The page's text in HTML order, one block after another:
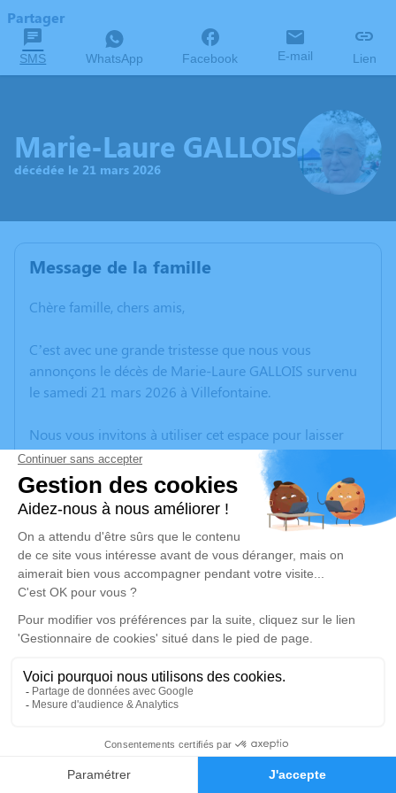
Faire-part Hommages
Partager
SMS WhatsApp Facebook E-mail Lien
Marie-Laure GALLOIS
décédée le 21 mars 2026
Message de la famille
Chère famille, chers amis,
C’est avec une grande tristesse que nous vous
annonçons le décès de Marie-Laure GALLOIS survenu
le samedi 21 mars 2026 à Villefontaine.
Nous vous invitons à utiliser cet espace pour laisser
vos condoléances, partager des photos souvenirs, une
anecdote ou exprimer vos pensées à travers des
poèmes ou des textes. Cet endroit est un lieu
d'expression dédié à honorer la mémoire de Marie-
Laure GALLOIS.
Un service de plantation d’arbre hommage est
disponible ici.
Je rends hommage
Cérémonie
Église Saint-Martin
38090 Villefontaine